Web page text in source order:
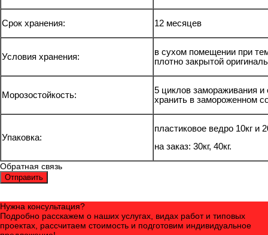
Срок хранения: 12 месяцев
Условия хранения:
в сухом помещении при
плотно закрытой
Морозостойкость:
5 циклов замораживания и
хранить в замороженном
Упаковка:
пластиковое ведро 10кг и
на заказ: 30кг, 40кг.
Обратная связь
Отправить
Нужна консультация?
Подробно расскажем о наших услугах, видах работ и типовых
проектах, рассчитаем стоимость и подготовим индивидуальное